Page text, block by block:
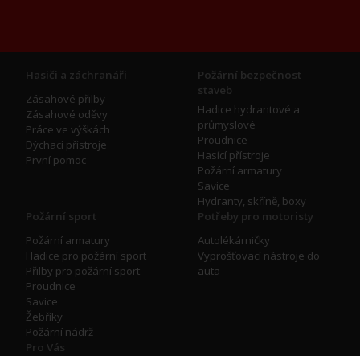
Hasiči a záchranáři
Zásahové přilby
Zásahové oděvy
Práce ve výškách
Dýchací přístroje
První pomoc
Požární bezpečnost
staveb
Hadice hydrantové a
průmyslové
Proudnice
Hasící přístroje
Požární armatury
Savice
Hydranty, skříně, boxy
Požární sport
Požární armatury
Hadice pro požární sport
Přilby pro požární sport
Proudnice
Savice
Žebříky
Požární nádrž
Potřeby pro motoristy
Autolékárničky
Vyprošťovací nástroje do
auta
Pro Vás